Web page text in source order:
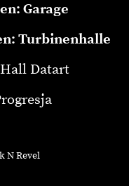
Garage
Turbinenhalle
Datart
N Revel